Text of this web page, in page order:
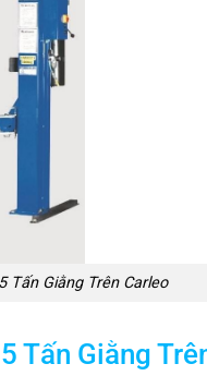
Tấn Giằng Trên Carleo
Tấn Giằng